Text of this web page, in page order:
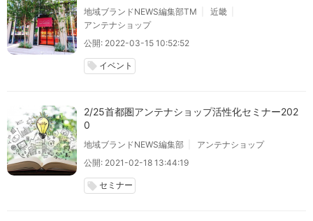
地域ブランドNEWS編集部TM
近畿
アンテナショップ
公開: 2022-03-15 10:52:52
local_offer イベント
2/25首都圏アンテナショップ活性化セミナー202
0
地域ブランドNEWS編集部
アンテナショップ
公開: 2021-02-18 13:44:19
local_offer セミナー